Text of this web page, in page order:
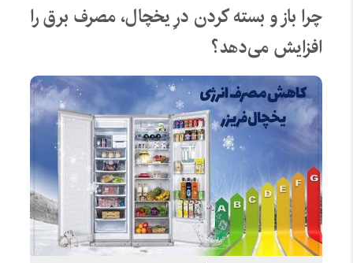
چرا باز و بسته کردن درِ یخچال، مصرف برق را
افزایش می‌دهد؟